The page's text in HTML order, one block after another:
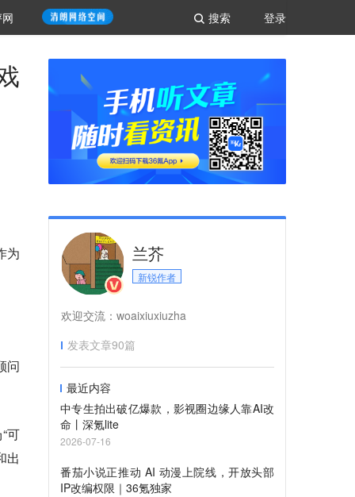
登录
搜索
为
问
可
出
兰芥
新锐作者
欢迎交流：woaixiuxiuzha
发表文章90篇
最近内容
中专生拍出破亿爆款，影视圈边缘人靠AI改
命丨深氪lite
2026-07-16
番茄小说正推动 AI 动漫上院线，开放头部
IP改编权限｜36氪独家